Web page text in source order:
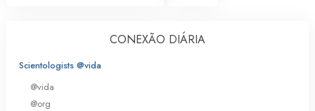
CONEXÃO DIÁRIA
Scientologists @vida
@vida
@org